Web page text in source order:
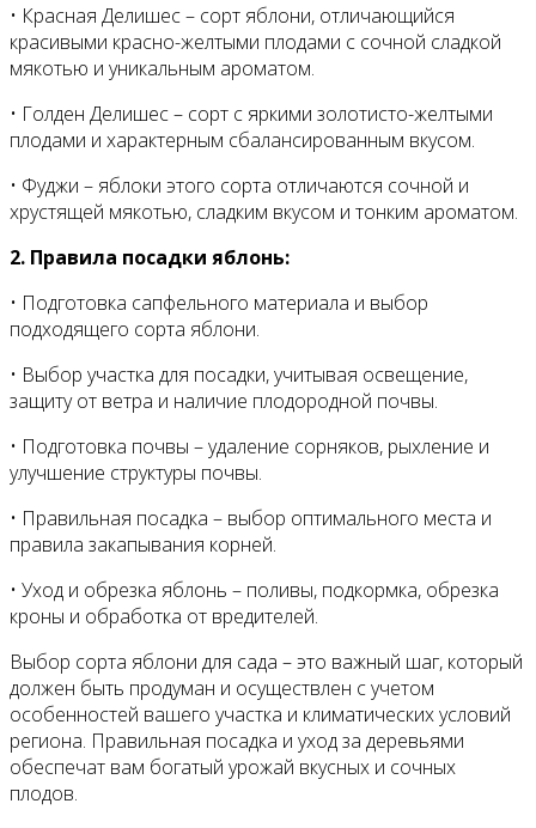
• Красная Делишес – сорт яблони, отличающийся
красивыми красно-желтыми плодами с сочной сладкой
мякотью и уникальным ароматом.
• Голден Делишес – сорт с яркими золотисто-желтыми
плодами и характерным сбалансированным вкусом.
• Фуджи – яблоки этого сорта отличаются сочной и
хрустящей мякотью, сладким вкусом и тонким ароматом.
2. Правила посадки яблонь:
• Подготовка сапфельного материала и выбор
подходящего сорта яблони.
• Выбор участка для посадки, учитывая освещение,
защиту от ветра и наличие плодородной почвы.
• Подготовка почвы – удаление сорняков, рыхление и
улучшение структуры почвы.
• Правильная посадка – выбор оптимального места и
правила закапывания корней.
• Уход и обрезка яблонь – поливы, подкормка, обрезка
кроны и обработка от вредителей.
Выбор сорта яблони для сада – это важный шаг, который
должен быть продуман и осуществлен с учетом
особенностей вашего участка и климатических условий
региона. Правильная посадка и уход за деревьями
обеспечат вам богатый урожай вкусных и сочных
плодов.